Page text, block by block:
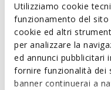
Utilizziamo cookie
funzionamento del
cookie ed altri
per analizzare la
ed annunci pubblicitari
fornire funzionalità dei
banner continuerai a
Découvrez
des